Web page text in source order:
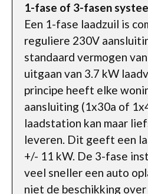
1-fase of 3-fasen
Een 1-fase laadzuil is
reguliere 230V
standaard vermogen
uitgaan van 3.7 kW
principe heeft elke
aansluiting (1x30a of
laadstation kan maar
leveren. Dit geeft een
+/- 11 kW. De 3-fase
veel sneller een auto
niet de beschikking